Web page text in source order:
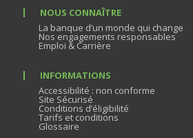
NOUS CONNAÎTRE
La banque d’un monde qui change
Nos engagements responsables
Emploi & Carrière
INFORMATIONS
Accessibilité : non conforme
Site Sécurisé
Conditions d’éligibilité
Tarifs et conditions
Glossaire